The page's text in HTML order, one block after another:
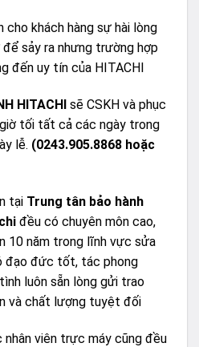
cho khách hàng sự hài lòng
sảy ra nhưng trường hợp
đến uy tín của HITACHI
HITACHI sẽ CSKH và phục
tối tất cả các ngày trong
lễ. (0243.905.8868 hoặc
tại Trung tân bảo hành
đều có chuyên môn cao,
10 năm trong lĩnh vực sửa
đạo đức tốt, tác phong
luôn sẵn lòng gửi trao
và chất lượng tuyệt đối
viên trực máy cũng đều